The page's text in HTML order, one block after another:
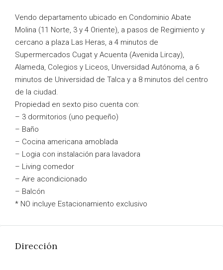
Vendo departamento ubicado en Condominio Abate
Molina (11 Norte, 3 y 4 Oriente), a pasos de Regimiento y
cercano a plaza Las Heras, a 4 minutos de
Supermercados Cugat y Acuenta (Avenida Lircay),
Alameda, Colegios y Liceos, Unversidad Autónoma, a 6
minutos de Universidad de Talca y a 8 minutos del centro
de la ciudad.
Propiedad en sexto piso cuenta con:
– 3 dormitorios (uno pequeño)
– Baño
– Cocina americana amoblada
– Logia con instalación para lavadora
– Living comedor
– Aire acondicionado
– Balcón
* NO incluye Estacionamiento exclusivo
Dirección